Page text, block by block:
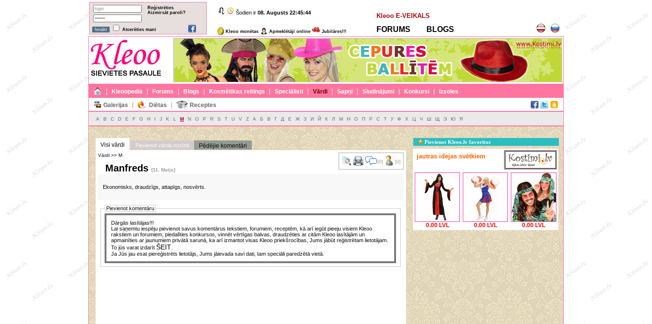
Reģistrēties
Aizmirsāt paroli?
Atcerēties mani
Šodien ir 08. Augusts 22:45:44
Kleoo monētas Apmeklētāji online Jubilāres!!!
Kleoo E-VEIKALS
FORUMS BLOGS
| Kleoopedia | Forums | Blogs | Kosmētikas reitings | Speciālisti | Vārdi | Sapņi | Sludinājumi | Konkursi |
Izsoles
Galerijas
| Diētas | Receptes
A B C D E F G H I J K L M N O P R S T U V Z А Б В Г Д Е Ж З И Й К Л М Н О П Р С Т У Ф Х Ц Ч Ш Щ Э Ю Я
Visi vārdi Pievienot vārda nozīmi Pēdējie komentāri
[0] [0]
Vārdi >> M
Manfreds [11. Maijs]
Ekonomisks, draudzīgs, attapīgs, nosvērts.
Pievienot komentāru
Dārgās lasītājas!!!
Lai saņemtu iespēju pievienot savus komentārus tekstiem, forumiem, receptēm, kā arī iegūt pieeju visiem Kleoo
rakstiem un forumiem, piedalīties konkursos, vinnēt vērtīgas balvas, draudzēties ar citām Kleoo lasītājām un
apmainīties ar jaunumiem privātā sarunā, ka arī izmantot visas Kleoo priekšrocības, Jums jābūt reģistrētam lietotājam.
To jūs varat izdarītŠEIT
Ja Jūs jau esat piereģistrēts lietotājs, Jums jāievada savi dati, tam speciāli paredzētā vietā.
Pievienot Kleoo.lv favorītos
jautras idejas svētkiem
0.00 LVL 0.00 LVL 0.00 LVL